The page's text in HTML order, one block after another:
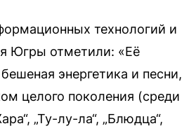
технологий и
Югры отметили: «Её
энергетика и песни,
целого поколения (среди
„Ту-лу-ла“, „Блюдца“,